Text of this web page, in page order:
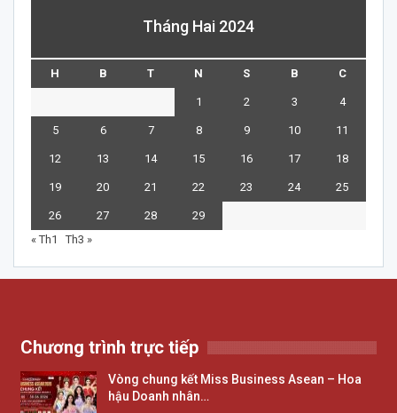
Tháng Hai 2024
H B T N S B C
1 2 3 4
5 6 7 8 9 10 11
12 13 14 15 16 17 18
19 20 21 22 23 24 25
26 27 28
29
« Th1
Th3 »
Chương trình trực tiếp
Vòng chung kết Miss Business Asean – Hoa
hậu Doanh nhân…